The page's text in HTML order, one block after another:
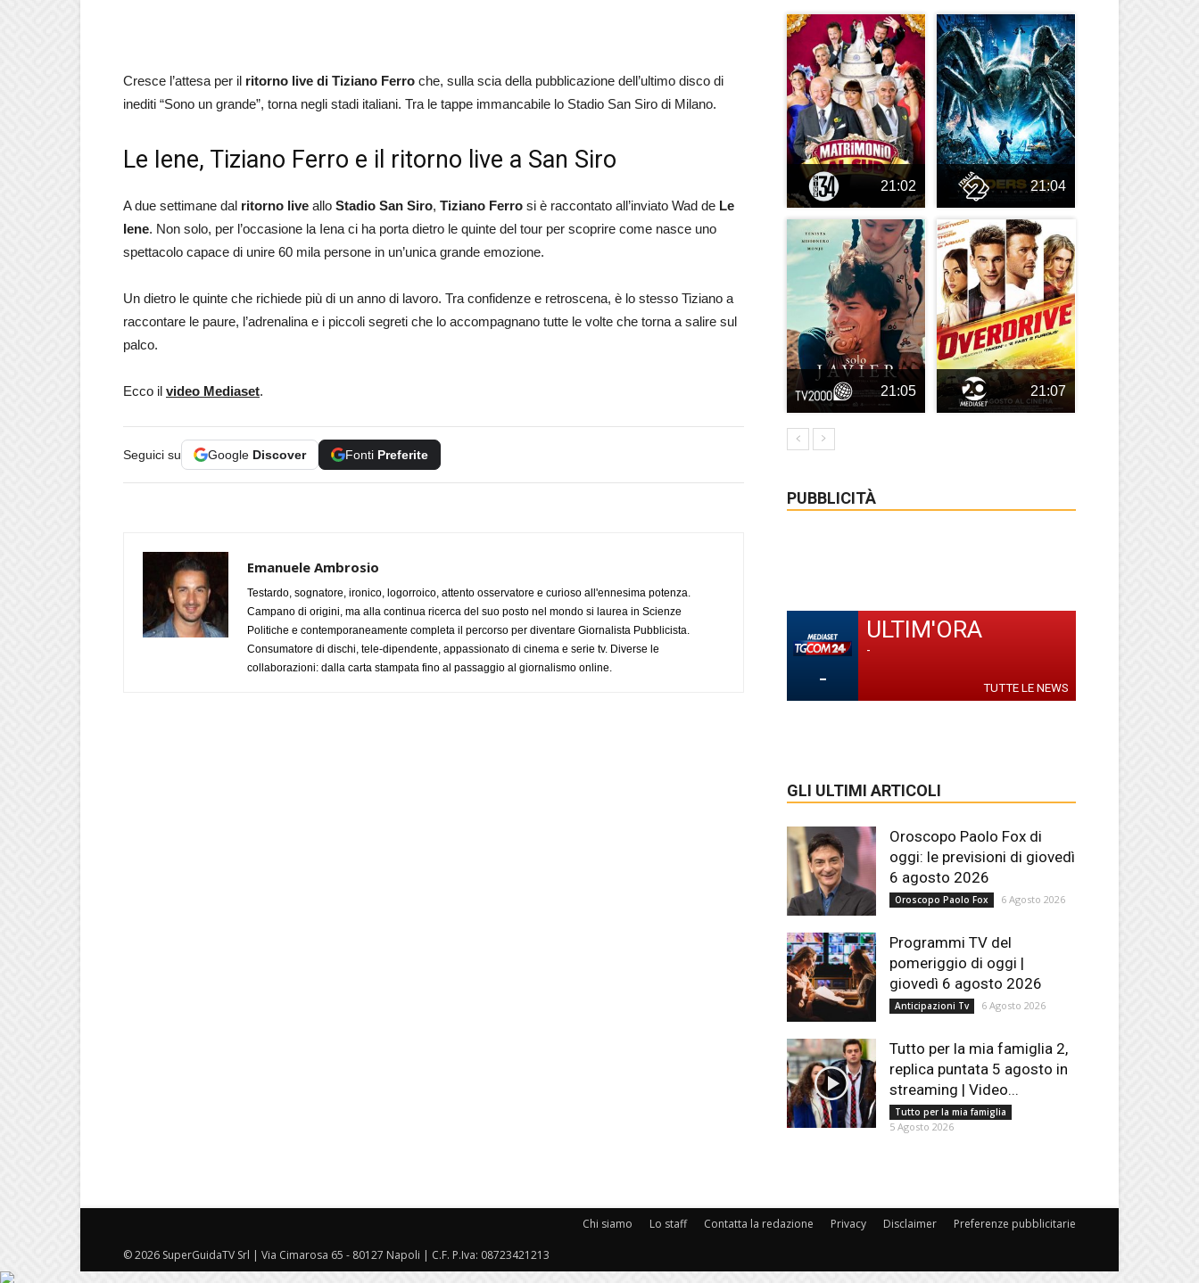
Cresce l’attesa per il ritorno live di Tiziano Ferro che, sulla scia della pubblicazione dell’ultimo disco di
inediti “Sono un grande”, torna negli stadi italiani. Tra le tappe immancabile lo Stadio San Siro di Milano.
Le Iene, Tiziano Ferro e il ritorno live a San Siro
A due settimane dal ritorno live allo Stadio San Siro, Tiziano Ferro si è raccontato all’inviato Wad de Le
Iene. Non solo, per l’occasione la Iena ci ha porta dietro le quinte del tour per scoprire come nasce uno
spettacolo capace di unire 60 mila persone in un’unica grande emozione.
Un dietro le quinte che richiede più di un anno di lavoro. Tra confidenze e retroscena, è lo stesso Tiziano a
raccontare le paure, l’adrenalina e i piccoli segreti che lo accompagnano tutte le volte che torna a salire sul
palco.
Ecco il video Mediaset.
Seguici su Google Discover Fonti Preferite
Emanuele Ambrosio
Testardo, sognatore, ironico, logorroico, attento osservatore e curioso all'ennesima potenza.
Campano di origini, ma alla continua ricerca del suo posto nel mondo si laurea in Scienze
Politiche e contemporaneamente completa il percorso per diventare Giornalista Pubblicista.
Consumatore di dischi, tele-dipendente, appassionato di cinema e serie tv. Diverse le
collaborazioni: dalla carta stampata fino al passaggio al giornalismo online.
21:02 21:04
21:05 21:07
PUBBLICITÀ
-
ULTIM'ORA
-
TUTTE LE NEWS
GLI ULTIMI ARTICOLI
Oroscopo Paolo Fox di
oggi: le previsioni di giovedì
6 agosto 2026
Oroscopo Paolo Fox 6 Agosto 2026
Programmi TV del
pomeriggio di oggi |
giovedì 6 agosto 2026
Anticipazioni Tv 6 Agosto 2026
Tutto per la mia famiglia 2,
replica puntata 5 agosto in
streaming | Video...
Tutto per la mia famiglia
5 Agosto 2026
Chi siamo Lo staff Contatta la redazione Privacy Disclaimer Preferenze pubblicitarie
© 2026 SuperGuidaTV Srl | Via Cimarosa 65 - 80127 Napoli | C.F. P.Iva: 08723421213